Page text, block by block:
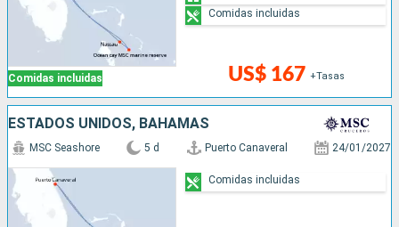
Comidas incluidas US$ 167 +Tasas
Comidas incluidas
ESTADOS UNIDOS, BAHAMAS
MSC Seashore 5 d Puerto Canaveral 24/01/2027
Comidas incluidas